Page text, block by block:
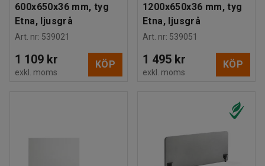
600x650x36 mm, tyg
Etna, ljusgrå
Art. nr: 539021
1 109 kr
exkl. moms
KÖP
1200x650x36 mm, tyg
Etna, ljusgrå
Art. nr: 539051
1 495 kr
exkl. moms
KÖP